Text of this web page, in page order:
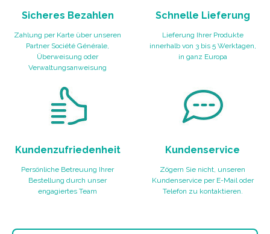
Sicheres Bezahlen
Zahlung per Karte über unseren
Partner Société Générale,
Überweisung oder
Verwaltungsanweisung
Schnelle Lieferung
Lieferung Ihrer Produkte
innerhalb von 3 bis 5 Werktagen,
in ganz Europa
Kundenzufriedenheit
Persönliche Betreuung Ihrer
Bestellung durch unser
engagiertes Team
Kundenservice
Zögern Sie nicht, unseren
Kundenservice per E-Mail oder
Telefon zu kontaktieren.